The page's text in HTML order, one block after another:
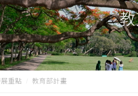
重點 教育部計畫